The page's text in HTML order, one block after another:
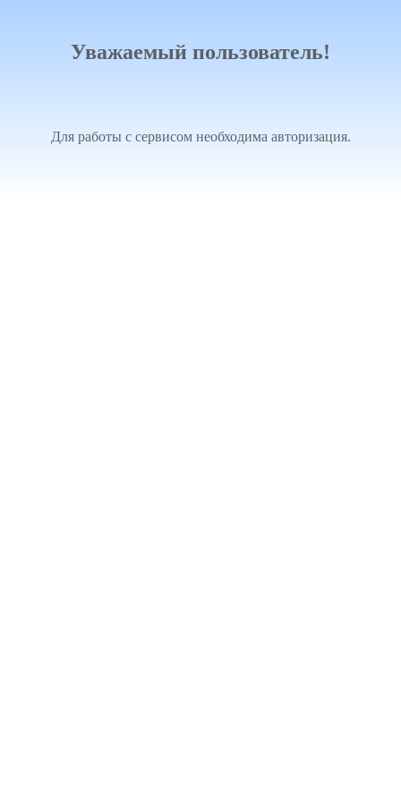
Уважаемый пользователь!
Для работы с сервисом необходима авторизация.